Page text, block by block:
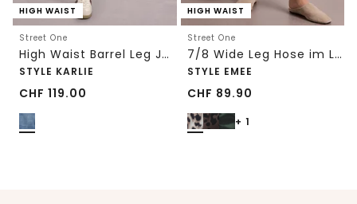
HIGH WAIST
Street One
High Waist Barrel Leg Jeans im Loose Fit
STYLE KARLIE
CHF 119.00
HIGH WAIST
Street One
7/8 Wide Leg Hose im Loose Fit mit Print
STYLE EMEE
CHF 89.90
+ 1